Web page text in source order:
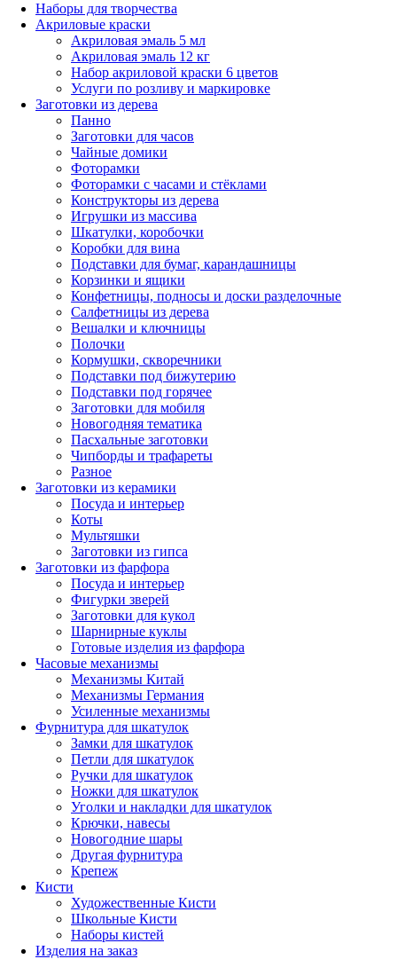
Наборы для творчества
Акриловые краски
Акриловая эмаль 5 мл
Акриловая эмаль 12 кг
Набор акриловой краски 6 цветов
Услуги по розливу и маркировке
Заготовки из дерева
Панно
Заготовки для часов
Чайные домики
Фоторамки
Фоторамки с часами и стёклами
Конструкторы из дерева
Игрушки из массива
Шкатулки, коробочки
Коробки для вина
Подставки для бумаг, карандашницы
Корзинки и ящики
Конфетницы, подносы и доски разделочные
Салфетницы из дерева
Вешалки и ключницы
Полочки
Кормушки, скворечники
Подставки под бижутерию
Подставки под горячее
Заготовки для мобиля
Новогодняя тематика
Пасхальные заготовки
Чипборды и трафареты
Разное
Заготовки из керамики
Посуда и интерьер
Коты
Мультяшки
Заготовки из гипса
Заготовки из фарфора
Посуда и интерьер
Фигурки зверей
Заготовки для кукол
Шарнирные куклы
Готовые изделия из фарфора
Часовые механизмы
Механизмы Китай
Механизмы Германия
Усиленные механизмы
Фурнитура для шкатулок
Замки для шкатулок
Петли для шкатулок
Ручки для шкатулок
Ножки для шкатулок
Уголки и накладки для шкатулок
Крючки, навесы
Новогодние шары
Другая фурнитура
Крепеж
Кисти
Художественные Кисти
Школьные Кисти
Наборы кистей
Изделия на заказ